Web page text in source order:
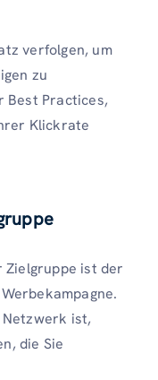
verfolgen, um
zu
Best Practices,
Klickrate
Zielgruppe ist der
ist,
die Sie